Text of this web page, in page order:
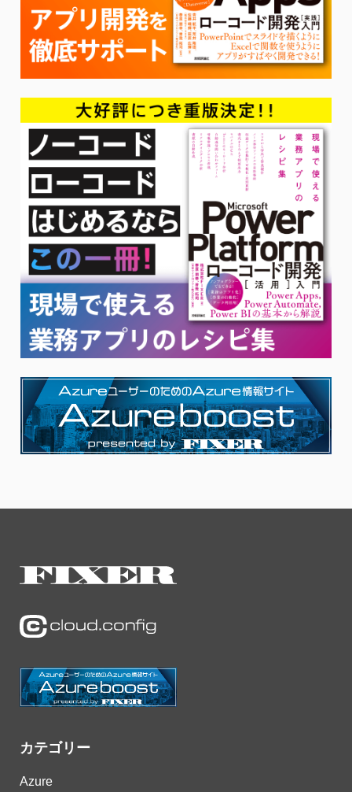
カテゴリー
Azure